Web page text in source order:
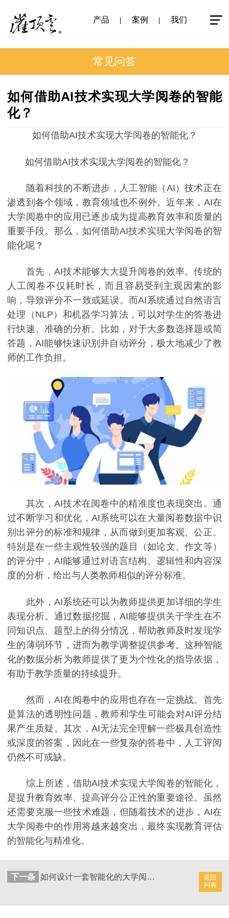
产品 案例 我们
常见问答
如何借助AI技术实现大学阅卷的智能
化？
如何借助AI技术实现大学阅卷的智能化？
如何借助AI技术实现大学阅卷的智能化？
随着科技的不断进步，人工智能（AI）技术正在
渗透到各个领域，教育领域也不例外。近年来，AI在
大学阅卷中的应用已逐步成为提高教育效率和质量的
重要手段。那么，如何借助AI技术实现大学阅卷的智
能化呢？
首先，AI技术能够大大提升阅卷的效率。传统的
人工阅卷不仅耗时长，而且容易受到主观因素的影
响，导致评分不一致或延误。而AI系统通过自然语言
处理（NLP）和机器学习算法，可以对学生的答卷进
行快速、准确的分析。比如，对于大多数选择题或简
答题，AI能够快速识别并自动评分，极大地减少了教
师的工作负担。
其次，AI技术在阅卷中的精准度也表现突出。通
过不断学习和优化，AI系统可以在大量阅卷数据中识
别出评分的标准和规律，从而做到更加客观、公正。
特别是在一些主观性较强的题目（如论文、作文等）
的评分中，AI能够通过对语言结构、逻辑性和内容深
度的分析，给出与人类教师相似的评分标准。
此外，AI系统还可以为教师提供更加详细的学生
表现分析。通过数据挖掘，AI能够提供关于学生在不
同知识点、题型上的得分情况，帮助教师及时发现学
生的薄弱环节，进而为教学调整提供参考。这种智能
化的数据分析为教师提供了更为个性化的指导依据，
有助于教学质量的持续提升。
然而，AI在阅卷中的应用也存在一定挑战。首先
是算法的透明性问题，教师和学生可能会对AI评分结
果产生质疑。其次，AI无法完全理解一些极具创造性
或深度的答案，因此在一些复杂的答卷中，人工评阅
仍然不可或缺。
综上所述，借助AI技术实现大学阅卷的智能化，
是提升教育效率、提高评分公正性的重要途径。虽然
还需要克服一些技术难题，但随着技术的进步，AI在
大学阅卷中的作用将越来越突出，最终实现教育评估
的智能化与精准化。
返回
列表
下一条 如何设计一套智能化的大学阅卷系统？